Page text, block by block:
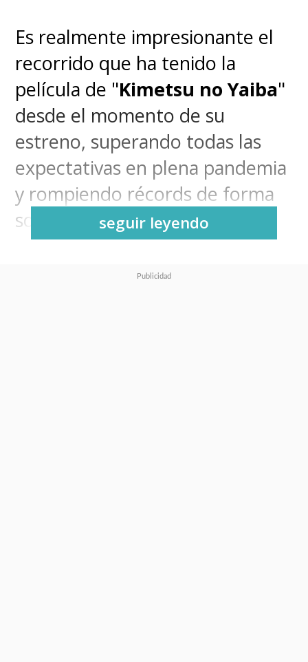
Es realmente impresionante el
recorrido que ha tenido la
película de "Kimetsu no Yaiba"
desde el momento de su
estreno, superando todas las
expectativas en plena pandemia
y rompiendo récords de forma
sostenida.
Ahora, se suma un nuevo logro:
seguir leyendo